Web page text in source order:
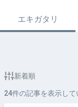
エキガタリ
新着順
24件の記事を表示して